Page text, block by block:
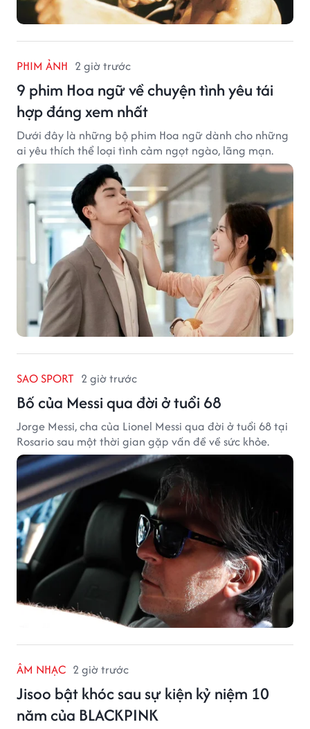
PHIM ẢNH 2 giờ trước
9 phim Hoa ngữ về chuyện tình yêu tái
hợp đáng xem nhất
Dưới đây là những bộ phim Hoa ngữ dành cho những
ai yêu thích thể loại tình cảm ngọt ngào, lãng mạn.
SAO SPORT 2 giờ trước
Bố của Messi qua đời ở tuổi 68
Jorge Messi, cha của Lionel Messi qua đời ở tuổi 68 tại
Rosario sau một thời gian gặp vấn đề về sức khỏe.
ÂM NHẠC 2 giờ trước
Jisoo bật khóc sau sự kiện kỷ niệm 10
năm của BLACKPINK